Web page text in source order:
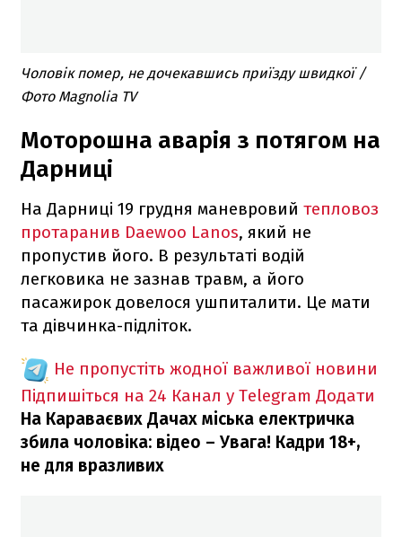
Чоловік помер, не дочекавшись приїзду швидкої /
Фото Magnolia TV
Моторошна аварія з потягом на
Дарниці
На Дарниці 19 грудня маневровий тепловоз
протаранив Daewoo Lanos, який не
пропустив його. В результаті водій
легковика не зазнав травм, а його
пасажирок довелося ушпиталити. Це мати
та дівчинка-підліток.
Не пропустіть жодної важливої новини
Підпишіться на 24 Канал у Telegram Додати
На Караваєвих Дачах міська електричка
збила чоловіка: відео – Увага! Кадри 18+,
не для вразливих